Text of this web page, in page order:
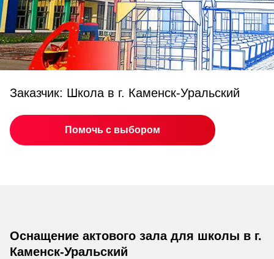
Заказчик: Школа в г. Каменск-Уральский
Помочь с выбором
Оснащение актового зала для школы в г.
Каменск-Уральский